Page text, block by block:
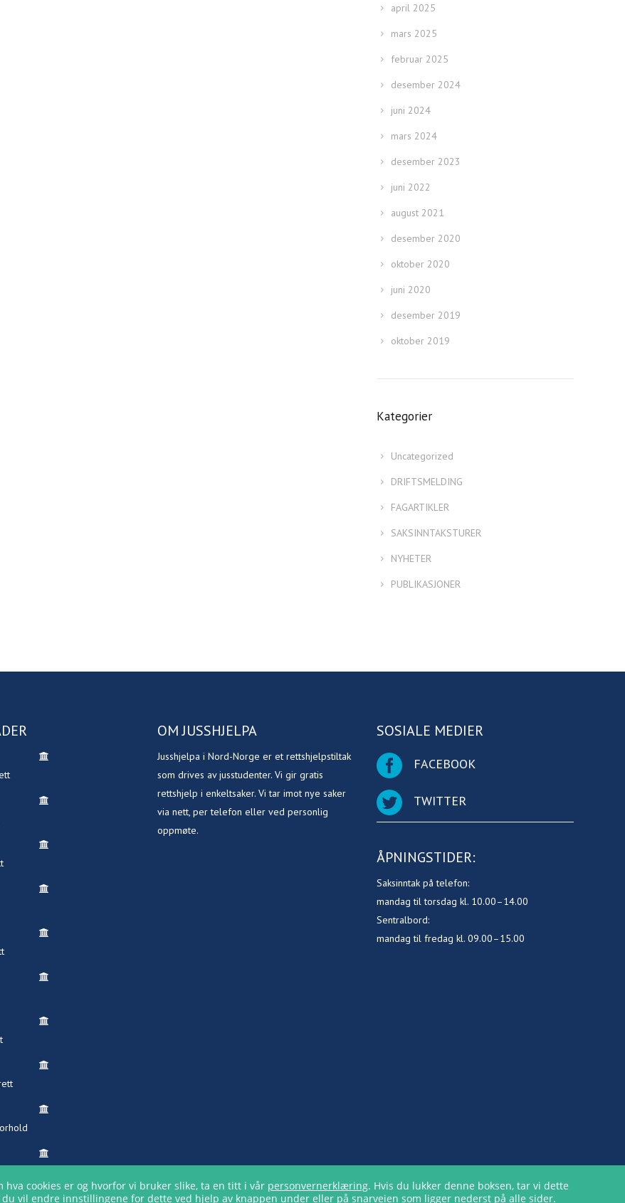
april 2025
mars 2025
februar 2025
desember 2024
juni 2024
mars 2024
desember 2023
juni 2022
august 2021
desember 2020
oktober 2020
juni 2020
desember 2019
oktober 2019
Kategorier
Uncategorized
DRIFTSMELDING
FAGARTIKLER
SAKSINNTAKSTURER
NYHETER
PUBLIKASJONER
OM JUSSHJELPA
Jusshjelpa i Nord-Norge er et rettshjelpstiltak
som drives av jusstudenter. Vi gir gratis
rettshjelp i enkeltsaker. Vi tar imot nye saker
via nett, per telefon eller ved personlig
oppmøte.
SOSIALE MEDIER
FACEBOOK
TWITTER
ÅPNINGSTIDER:
Saksinntak på telefon:
mandag til torsdag kl. 10.00–14.00
Sentralbord:
mandag til fredag kl. 09.00–15.00
cookies er og hvorfor vi bruker slike, ta en titt i vår personvernerklæring. Hvis du lukker denne boksen, tar vi dette
vil endre innstillingene for dette ved hjelp av knappen under eller på snarveien som ligger nederst på alle sider.